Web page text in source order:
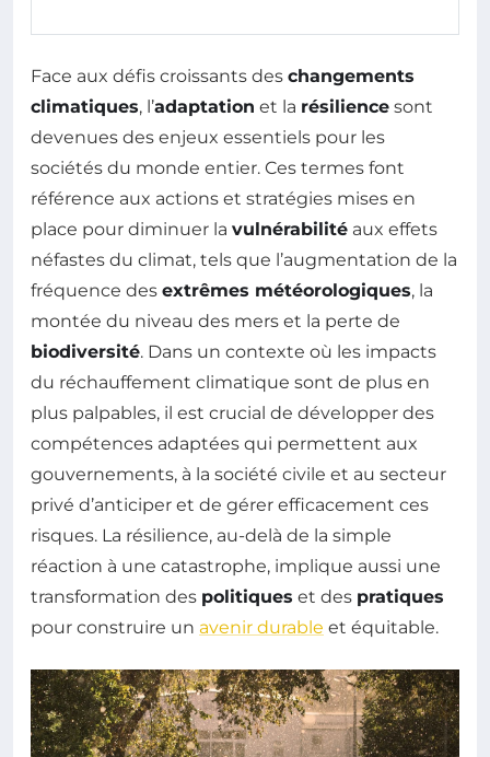
Face aux défis croissants des changements
climatiques, l’adaptation et la résilience sont
devenues des enjeux essentiels pour les
sociétés du monde entier. Ces termes font
référence aux actions et stratégies mises en
place pour diminuer la vulnérabilité aux effets
néfastes du climat, tels que l’augmentation de la
fréquence des extrêmes météorologiques, la
montée du niveau des mers et la perte de
biodiversité. Dans un contexte où les impacts
du réchauffement climatique sont de plus en
plus palpables, il est crucial de développer des
compétences adaptées qui permettent aux
gouvernements, à la société civile et au secteur
privé d’anticiper et de gérer efficacement ces
risques. La résilience, au-delà de la simple
réaction à une catastrophe, implique aussi une
transformation des politiques et des pratiques
pour construire un avenir durable et équitable.